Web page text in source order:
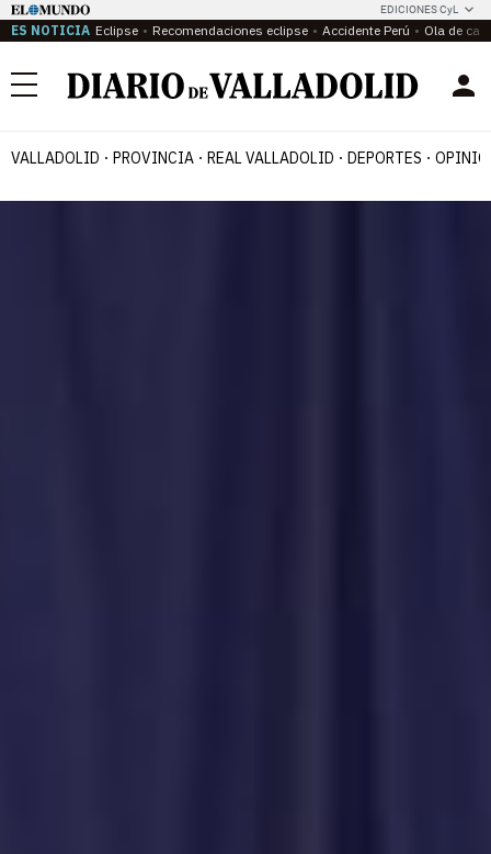
EDICIONES CyL
ES NOTICIA Eclipse Recomendaciones eclipse Accidente Perú Ola de
Menú
VALLADOLID PROVINCIA REAL VALLADOLID DEPORTES